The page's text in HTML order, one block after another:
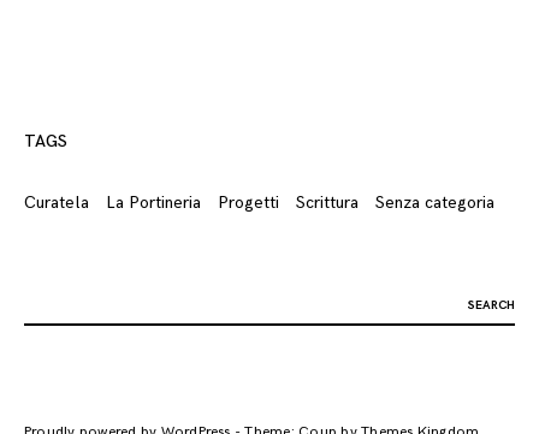
TAGS
Curatela La Portineria Progetti Scrittura Senza categoria
for: